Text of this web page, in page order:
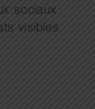
sociaux
visibles